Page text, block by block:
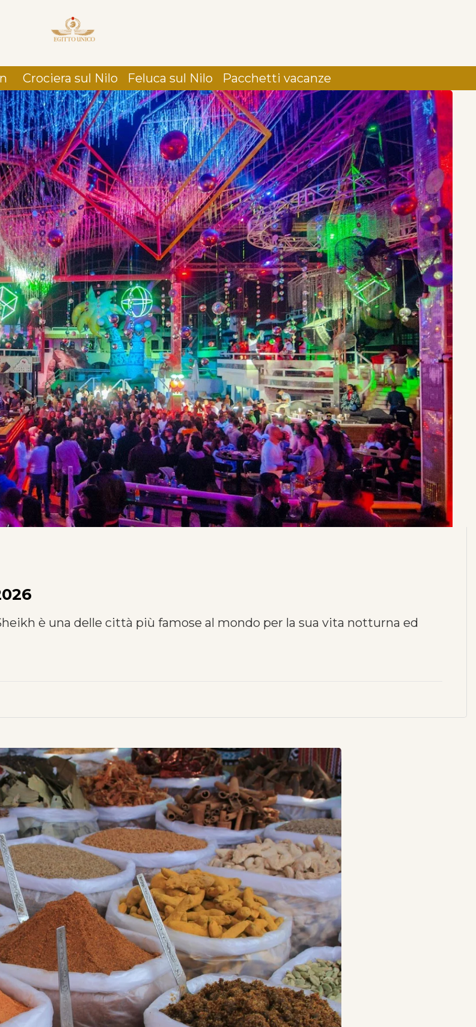
Crociera sul Nilo Feluca sul Nilo Pacchetti vacanze
è una delle città più famose al mondo per la sua vita notturna ed